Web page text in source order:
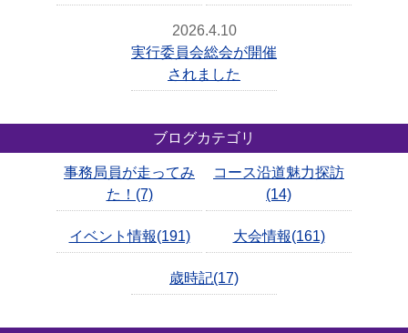
2026.4.10
実行委員会総会が開催
されました
ブログカテゴリ
事務局員が走ってみ
た！(7)
コース沿道魅力探訪
(14)
イベント情報(191) 大会情報(161)
歳時記(17)